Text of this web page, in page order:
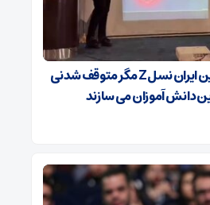
سیلیکن ولیِ تهران؛ این ایران نسل Z مگر متوقف شدنی
دانش آموزان می سازند